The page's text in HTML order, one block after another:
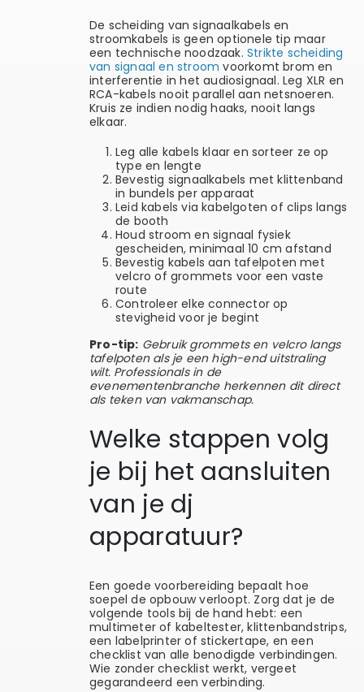
De scheiding van signaalkabels en
stroomkabels is geen optionele tip maar
een technische noodzaak. Strikte scheiding
van signaal en stroom voorkomt brom en
interferentie in het audiosignaal. Leg XLR en
RCA-kabels nooit parallel aan netsnoeren.
Kruis ze indien nodig haaks, nooit langs
elkaar.
Leg alle kabels klaar en sorteer ze op
type en lengte
Bevestig signaalkabels met klittenband
in bundels per apparaat
Leid kabels via kabelgoten of clips langs
de booth
Houd stroom en signaal fysiek
gescheiden, minimaal 10 cm afstand
Bevestig kabels aan tafelpoten met
velcro of grommets voor een vaste
route
Controleer elke connector op
stevigheid voor je begint
Pro-tip: Gebruik grommets en velcro langs
tafelpoten als je een high-end uitstraling
wilt. Professionals in de
evenementenbranche herkennen dit direct
als teken van vakmanschap.
Welke stappen volg
je bij het aansluiten
van je dj
apparatuur?
Een goede voorbereiding bepaalt hoe
soepel de opbouw verloopt. Zorg dat je de
volgende tools bij de hand hebt: een
multimeter of kabeltester, klittenbandstrips,
een labelprinter of stickertape, en een
checklist van alle benodigde verbindingen.
Wie zonder checklist werkt, vergeet
gegarandeerd een verbinding.